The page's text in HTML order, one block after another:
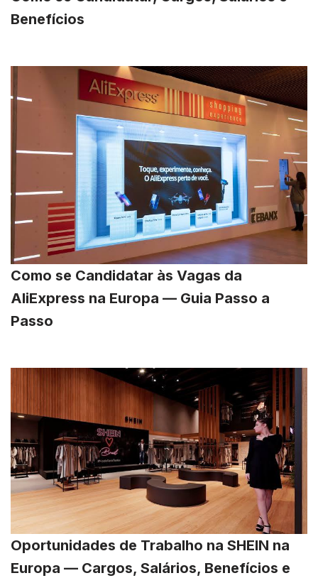
Benefícios
Como se Candidatar às Vagas da
AliExpress na Europa — Guia Passo a
Passo
Oportunidades de Trabalho na SHEIN na
Europa — Cargos, Salários, Benefícios e